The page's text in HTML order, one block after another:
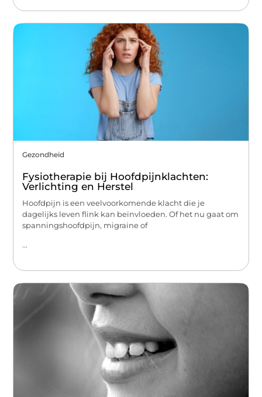
Gezondheid
Fysiotherapie bij Hoofdpijnklachten:
Verlichting en Herstel
Hoofdpijn is een veelvoorkomende klacht die je
dagelijks leven flink kan beïnvloeden. Of het nu gaat om
spanningshoofdpijn, migraine of
...